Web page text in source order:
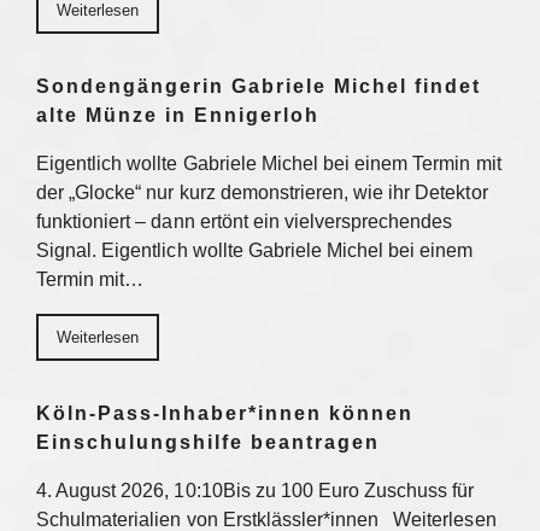
Weiterlesen
Sondengängerin Gabriele Michel findet
alte Münze in Ennigerloh
Eigentlich wollte Gabriele Michel bei einem Termin mit
der „Glocke“ nur kurz demonstrieren, wie ihr Detektor
funktioniert – dann ertönt ein vielversprechendes
Signal. Eigentlich wollte Gabriele Michel bei einem
Termin mit…
Weiterlesen
Köln-Pass-Inhaber*innen können
Einschulungshilfe beantragen
4. August 2026, 10:10Bis zu 100 Euro Zuschuss für
Schulmaterialien von Erstklässler*innen Weiterlesen